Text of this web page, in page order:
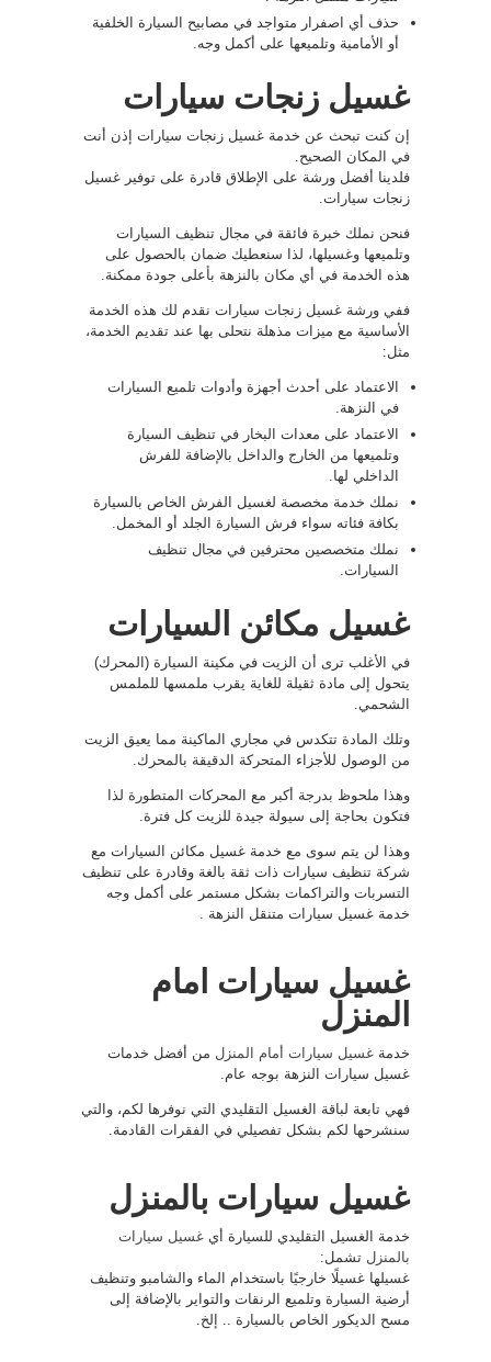
حذف أي اصفرار متواجد في مصابيح السيارة الخلفية
أو الأمامية وتلميعها على أكمل وجه.
غسيل زنجات سيارات
إن كنت تبحث عن خدمة غسيل زنجات سيارات إذن أنت
في المكان الصحيح.
فلدينا أفضل ورشة على الإطلاق قادرة على توفير غسيل
زنجات سيارات.
فنحن نملك خبرة فائقة في مجال تنظيف السيارات
وتلميعها وغسيلها، لذا سنعطيك ضمان بالحصول على
هذه الخدمة في أي مكان بالنزهة بأعلى جودة ممكنة.
ففي ورشة غسيل زنجات سيارات نقدم لك هذه الخدمة
الأساسية مع ميزات مذهلة نتحلى بها عند تقديم الخدمة،
مثل:
الاعتماد على أحدث أجهزة وأدوات تلميع السيارات
في النزهة.
الاعتماد على معدات البخار في تنظيف السيارة
وتلميعها من الخارج والداخل بالإضافة للفرش
الداخلي لها.
نملك خدمة مخصصة لغسيل الفرش الخاص بالسيارة
بكافة فئاته سواء فرش السيارة الجلد أو المخمل.
نملك متخصصين محترفين في مجال تنظيف
السيارات.
غسيل مكائن السيارات
في الأغلب ترى أن الزيت في مكينة السيارة (المحرك)
يتحول إلى مادة ثقيلة للغاية يقرب ملمسها للملمس
الشحمي.
وتلك المادة تتكدس في مجاري الماكينة مما يعيق الزيت
من الوصول للأجزاء المتحركة الدقيقة بالمحرك.
وهذا ملحوظ بدرجة أكبر مع المحركات المتطورة لذا
فتكون بحاجة إلى سيولة جيدة للزيت كل فترة.
وهذا لن يتم سوى مع خدمة غسيل مكائن السيارات مع
شركة تنظيف سيارات ذات ثقة بالغة وقادرة على تنظيف
التسربات والتراكمات بشكل مستمر على أكمل وجه
خدمة غسيل سيارات متنقل النزهة .
غسيل سيارات امام
المنزل
خدمة غسيل سيارات أمام المنزل من أفضل خدمات
غسيل سيارات النزهة بوجه عام.
فهي تابعة لباقة الغسيل التقليدي التي نوفرها لكم، والتي
سنشرحها لكم بشكل تفصيلي في الفقرات القادمة.
غسيل سيارات بالمنزل
خدمة الغسيل التقليدي للسيارة أي غسيل سيارات
بالمنزل تشمل:
غسيلها غسيلًا خارجيًا باستخدام الماء والشامبو وتنظيف
أرضية السيارة وتلميع الرنقات والتواير بالإضافة إلى
مسح الديكور الخاص بالسيارة .. إلخ.